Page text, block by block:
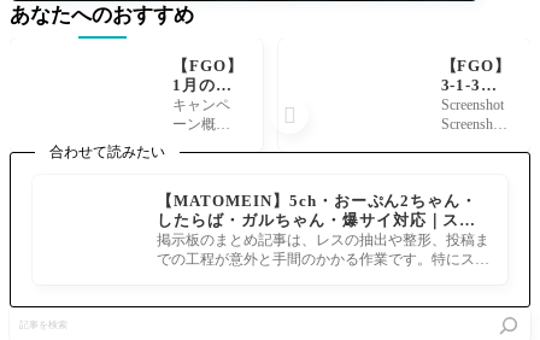
合わせて読みたい
【MATOMEIN】5ch・おーぷん2ちゃん・
したらば・ガルちゃん・爆サイ対応｜スマ
ホでまとめ記事を作れるアプリ FGOのまと
め記事ができるまで
掲示板のまとめ記事は、レスの抽出や整形、投稿ま
での工程が意外と手間のかかる作業です。特にスマ
あなたへのおすすめ
【FGO】
1月の次
回イベン
ト参加条
援キャン
ペーンが
開催！
キャンペ
ーン概要 2
「第2部 終
章」を全
マスター
で迎える
【FGO】
3-1-3で
最終wav
eはHP80
+鉱員と
の危険な
交渉と90
+マスタ
Screenshot
Screenshot
